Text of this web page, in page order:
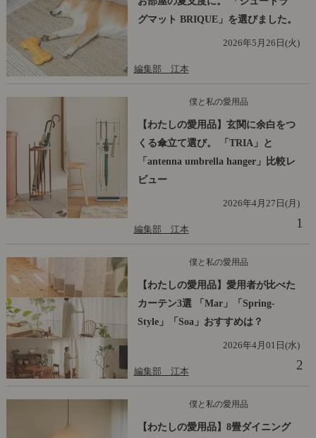
グマット BRIQUE」を選びました。
2026年5月26日(火)
編集部 江本
僕と私の愛用品
【わたしの愛用品】玄関に余白をつ
くる傘立て選び。 「TRIA」と
「antenna umbrella hanger」比較レ
ビュー
2026年4月27日(月)
編集部 江本 1
僕と私の愛用品
【わたしの愛用品】愛用者が比べた
カーテン3選 「Mar」「Spring-
Style」「Soa」おすすめは？
2026年4月01日(水)
編集部 江本 2
僕と私の愛用品
【わたしの愛用品】8畳ダイニング